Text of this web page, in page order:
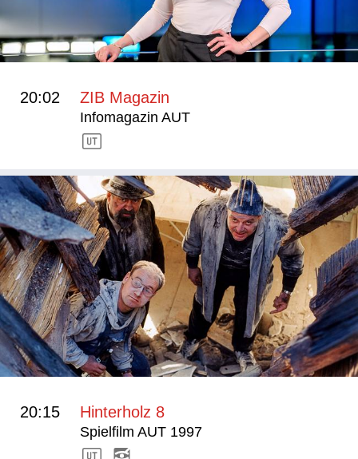
20:02 ZIB Magazin
Infomagazin AUT
20:15 Hinterholz 8
Spielfilm AUT 1997